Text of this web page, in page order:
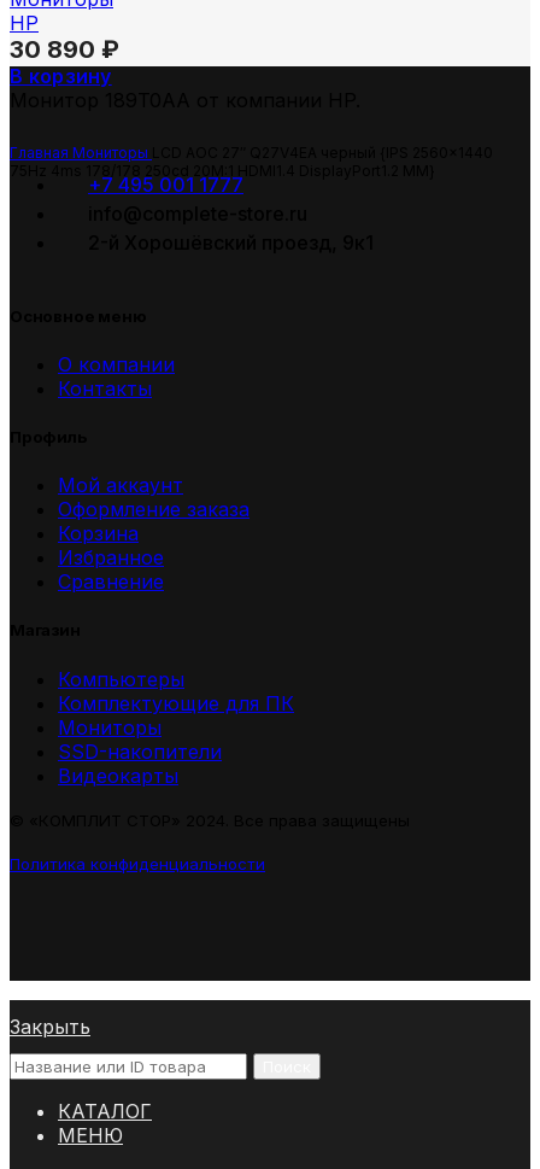
HP
30 890 ₽
В корзину
Главная Мониторы
+7 495 001 1777
О компании
Контакты
Мой аккаунт
Оформление заказа
Корзина
Избранное
Сравнение
Компьютеры
Комплектующие для ПК
Мониторы
SSD-накопители
Видеокарты
Политика конфиденциальности
Закрыть
КАТАЛОГ
МЕНЮ